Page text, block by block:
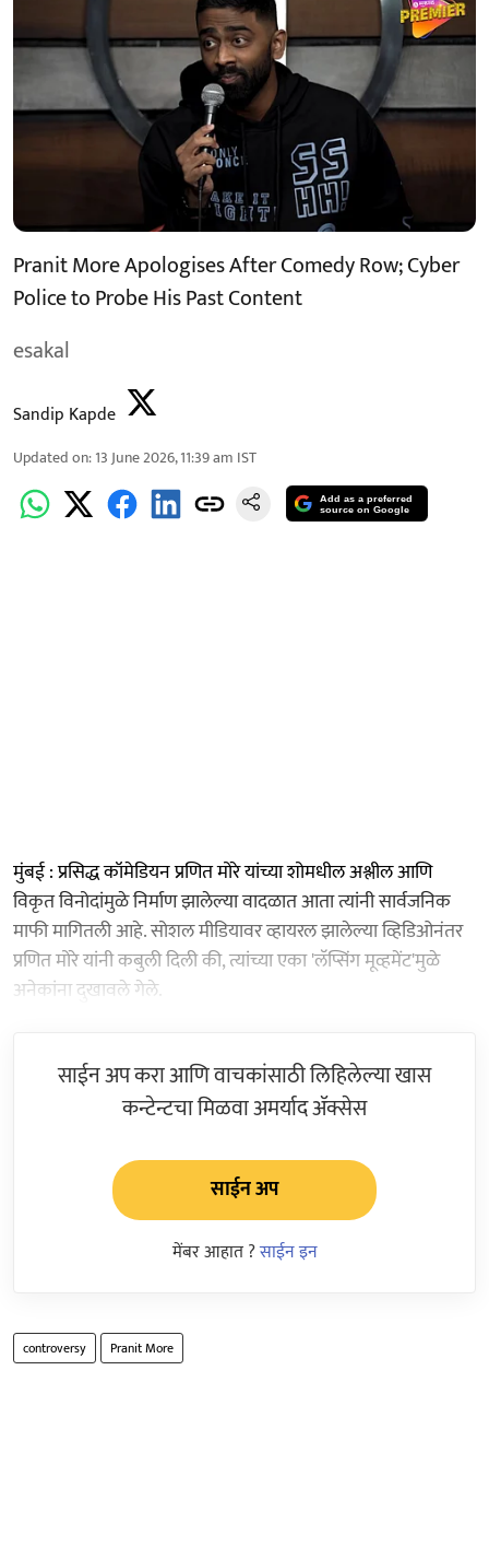
Pranit More Apologises After Comedy Row; Cyber
Police to Probe His Past Content
esakal
Sandip Kapde
Updated on:13 June 2026, 11:39 am IST
Add as a preferred
source on Google
मुंबई : प्रसिद्ध कॉमेडियन प्रणित मोरे यांच्या शोमधील अश्लील आणि
विकृत विनोदांमुळे निर्माण झालेल्या वादळात आता त्यांनी सार्वजनिक
माफी मागितली आहे. सोशल मीडियावर व्हायरल झालेल्या व्हिडिओनंतर
प्रणित मोरे यांनी कबुली दिली की, त्यांच्या एका 'लॅप्सिंग मूव्हमेंट'मुळे
अनेकांना दुखावले गेले.
साईन अप करा आणि वाचकांसाठी लिहिलेल्या खास
कन्टेन्टचा मिळवा अमर्याद ॲक्सेस
साईन अप
मेंबर आहात ?साईन इन
controversy Pranit More